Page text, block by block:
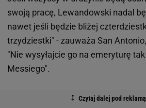
swoją pracę, Lewandowski nadal
nawet jeśli będzie bliżej
trzydziestki" - zauważa San
"Nie wysyłajcie go na emeryturę
Messiego".